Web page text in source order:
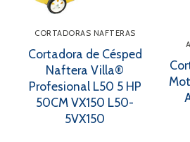
CORTADORAS NAFTERAS
Cortadora de Césped
Naftera Villa®
Profesional L50 5 HP
50CM VX150 L50-
5VX150